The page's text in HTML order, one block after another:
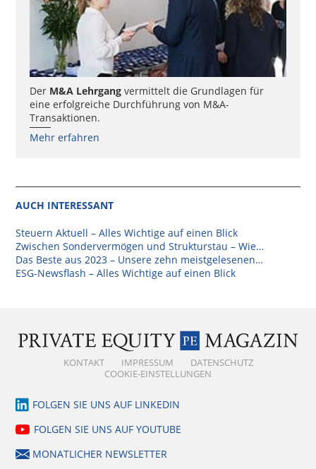
Der M&A Lehrgang vermittelt die Grundlagen für
eine erfolgreiche Durchführung von M&A-
Transaktionen.
Mehr erfahren
AUCH INTERESSANT
Steuern Aktuell – Alles Wichtige auf einen Blick
Zwischen Sondervermögen und Strukturstau – Wie…
Das Beste aus 2023 – Unsere zehn meistgelesenen…
ESG-Newsflash – Alles Wichtige auf einen Blick
KONTAKT IMPRESSUM
DATENSCHUTZ
COOKIE-EINSTELLUNGEN
FOLGEN SIE UNS AUF LINKEDIN
FOLGEN SIE UNS AUF YOUTUBE
MONATLICHER NEWSLETTER